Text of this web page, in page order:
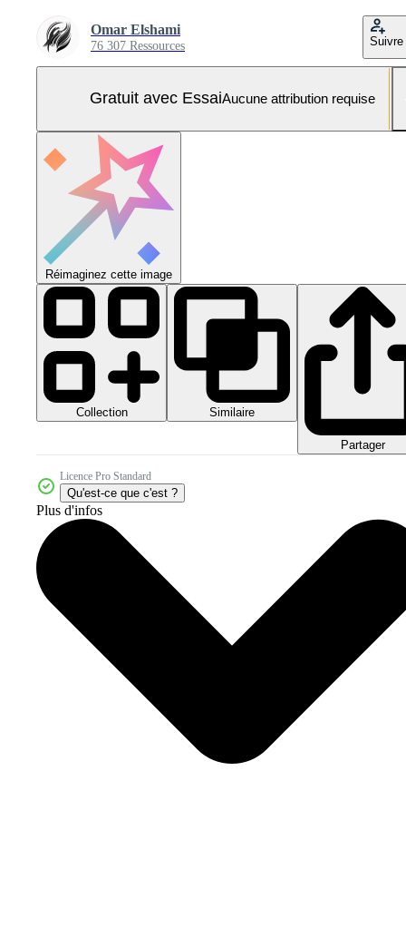
Omar Elshami
76 307 Ressources Suivre
Gratuit avec EssaiAucune attribution requise
Réimaginez cette image
Collection Similaire
Partager
Licence Pro Standard
Qu'est-ce que c'est ?
Plus d'infos